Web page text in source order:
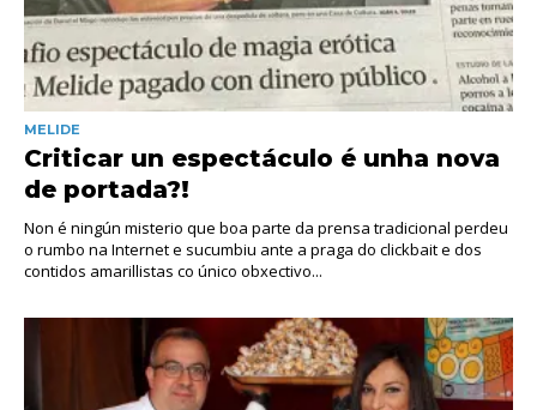
MELIDE
Criticar un espectáculo é unha nova
de portada?!
Non é ningún misterio que boa parte da prensa tradicional perdeu
o rumbo na Internet e sucumbiu ante a praga do clickbait e dos
contidos amarillistas co único obxectivo...